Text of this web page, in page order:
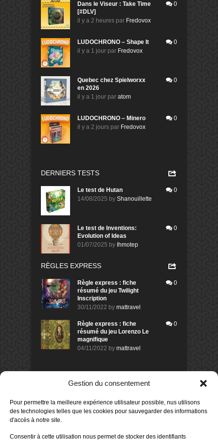
Gestion du consentement
Pour permettre la meilleure expérience utilisateur possible, nus utilisons
des technologies telles que les cookies pour sauvegarder des informations
d'accès à notre site.
Consentir à cette utilisation nous permet de stocker des identifiants
Dans le Viseur : Take Time
[#DLV]
il y a 2 heures par Fredovox
0
LUDOCHRONO – Shape It
il y a 1 jour par Fredovox
0
Quebec chez Spielworxx
en 2026
il y a 1 jour par atom
0
LUDOCHRONO – Minero
il y a 2 jours par Fredovox
0
DERNIERS TESTS
Le test de Hutan
14/08/2025 by Shanouillette
0
Le test de Inventions:
Evolution of Ideas
01/07/2025 by Ihmotep
0
RÈGLES EXPRESS
Règle express : fiche
résumé du jeu Twilight
Inscription
30/11/2022 by mattravel
0
Règle express : fiche
résumé du jeu Lorenzo Le
magnifique
04/11/2022 by mattravel
0
DERNIERS AVIS DES MEMBRES
Avis de morlockbob
Sur le jeu Collect!
il y a 14 heures
Avis demorlockbob 80%